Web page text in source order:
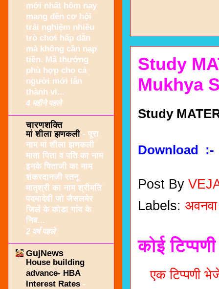
Study
Mukhya
Study
Download
Post By
Labels:
कोई
एक टिप्पणी
mới nhất hôm nay
mang đến cơ hội
trải nghiệm nhiều
trò chơi hấp dẫn
mà không cần nạp
tiền. Mã thưởng
phù hợp cho cả
người mới lẫn
thành vi...
4 महीने पहले
चारणशक्ति
मां शीला झणकली - पूरा
नाम मां शीला झणकली
माता पिता व पति का नाम
इनके पिताजी का नाम
शंकरदानजी रतनू
मातृश्री का नाम श्रीमति
पदमादेवी जो जैसलमेर
जिलें के कोडा गांव के
निव...
2 वर्ष पहले
GujNews
House building
advance- HBA
Interest Rates -